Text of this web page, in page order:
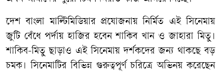
​দেশ বাংলা মাল্টিমিডিয়ার প্রযোজনায় নির্মিত এই সিনেমায়
জুটি বেঁধে পর্দায় হাজির হবেন শাকিব খান ও জাহারা মিতু।
শাকিব-মিতু ছাড়াও এই সিনেমায় দর্শকদের জন্য থাকছে বড়
চমক। সিনেমাটির বিভিন্ন গুরুত্বপূর্ণ চরিত্রে অভিনয় করেছেন